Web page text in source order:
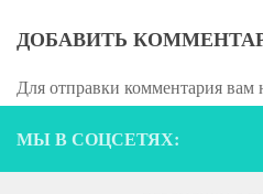
ДОБАВИТЬ
Для отправки комментария вам
МЫ В СОЦСЕТЯХ: